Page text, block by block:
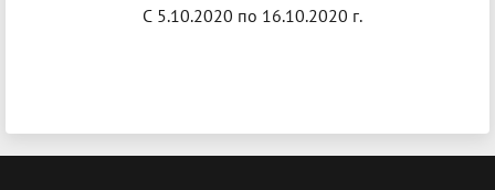
С 5.10.2020 по 16.10.2020 г.